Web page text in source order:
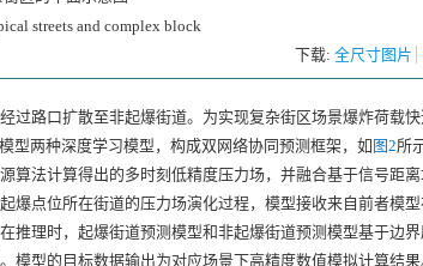
streets and complex block
下载: 全尺寸图片
过路口扩散至非起爆街道。为实现复杂街区场景爆炸荷载
型两种深度学习模型，构成双网络协同预测框架，如 图2所
算法计算得出的多时刻低精度压力场，并融合基于信号距
爆点位所在街道的压力场演化过程，模型接收来自前者模
推理时，起爆街道预测模型和非起爆街道预测模型基于边
模型的目标数据输出为对应场景下高精度数值模拟计算结